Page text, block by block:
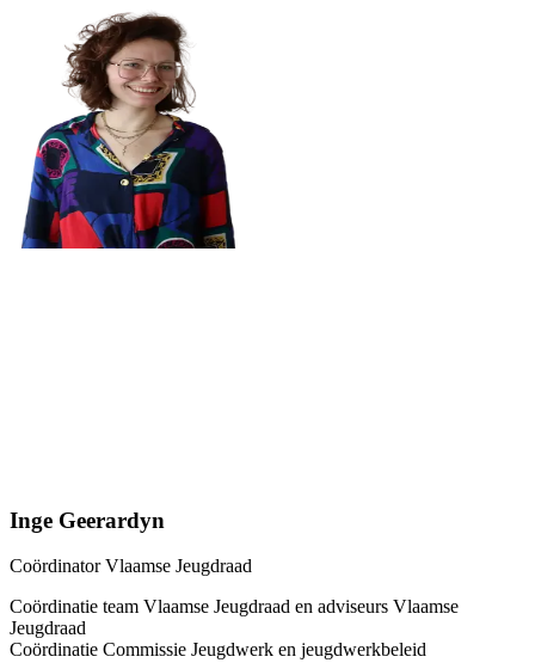
Inge Geerardyn
Coördinator Vlaamse Jeugdraad
Coördinatie team Vlaamse Jeugdraad en adviseurs Vlaamse
Jeugdraad
Coördinatie Commissie Jeugdwerk en jeugdwerkbeleid